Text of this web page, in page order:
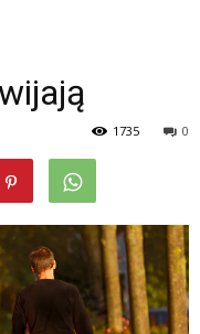
0
1735